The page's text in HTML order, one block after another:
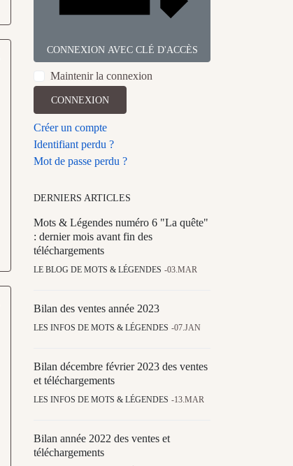
CONNEXION AVEC CLÉ D'ACCÈS
Maintenir la connexion
CONNEXION
Créer un compte
Identifiant perdu ?
Mot de passe perdu ?
DERNIERS ARTICLES
Mots & Légendes numéro 6 "La quête"
: dernier mois avant fin des
téléchargements
LE BLOG DE MOTS & LÉGENDES 03.MAR
Bilan des ventes année 2023
LES INFOS DE MOTS & LÉGENDES 07.JAN
Bilan décembre février 2023 des ventes
et téléchargements
LES INFOS DE MOTS & LÉGENDES 13.MAR
Bilan année 2022 des ventes et
téléchargements